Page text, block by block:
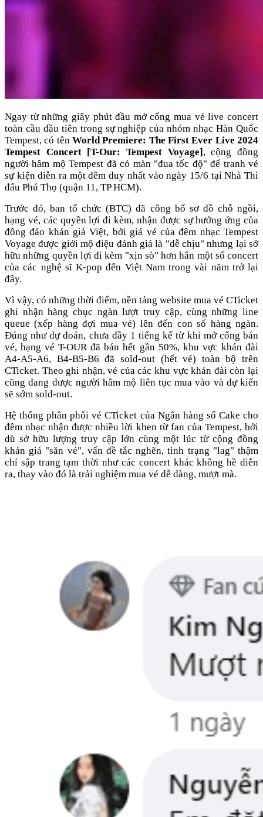
Ngay từ những giây phút đầu mở cổng mua vé live concert
toàn cầu đầu tiên trong sự nghiệp của nhóm nhạc Hàn Quốc
Tempest, có tên World Premiere: The First Ever Live 2024
Tempest Concert [T-Our: Tempest Voyage], cộng đồng
người hâm mộ Tempest đã có màn "đua tốc độ" để tranh vé
sự kiện diễn ra một đêm duy nhất vào ngày 15/6 tại Nhà Thi
đấu Phú Thọ (quận 11, TP HCM).
Trước đó, ban tổ chức (BTC) đã công bố sơ đồ chỗ ngồi,
hạng vé, các quyền lợi đi kèm, nhận được sự hưởng ứng của
đông đảo khán giả Việt, bởi giá vé của đêm nhạc Tempest
Voyage được giới mộ điệu đánh giá là "dễ chịu" nhưng lại sở
hữu những quyền lợi đi kèm "xịn sò" hơn hẳn một số concert
của các nghệ sĩ K-pop đến Việt Nam trong vài năm trở lại
đây.
Vì vậy, có những thời điểm, nền tảng website mua vé CTicket
ghi nhận hàng chục ngàn lượt truy cập, cùng những line
queue (xếp hàng đợi mua vé) lên đến con số hàng ngàn.
Đúng như dự đoán, chưa đầy 1 tiếng kể từ khi mở cổng bán
vé, hạng vé T-OUR đã bán hết gần 50%, khu vực khán đài
A4-A5-A6, B4-B5-B6 đã sold-out (hết vé) toàn bộ trên
CTicket. Theo ghi nhận, vé của các khu vực khán đài còn lại
cũng đang được người hâm mộ liên tục mua vào và dự kiến
sẽ sớm sold-out.
Hệ thống phân phối vé CTicket của Ngân hàng số Cake cho
đêm nhạc nhận được nhiều lời khen từ fan của Tempest, bởi
dù sở hữu lượng truy cập lớn cùng một lúc từ cộng đồng
khán giả "săn vé", vấn đề tắc nghẽn, tình trạng "lag" thậm
chí sập trang tạm thời như các concert khác không hề diễn
ra, thay vào đó là trải nghiệm mua vé dễ dàng, mượt mà.